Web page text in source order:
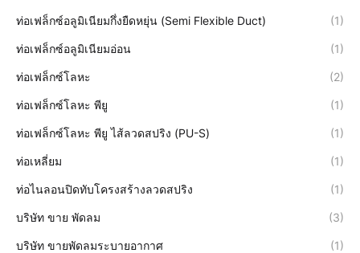
ท่อเฟล็กซ์อลูมิเนียมกึ่งยืดหยุ่น (Semi Flexible Duct) (1)
ท่อเฟล็กซ์อลูมิเนียมอ่อน (1)
ท่อเฟล็กซ์โลหะ (2)
ท่อเฟล็กซ์โลหะ พียู (1)
ท่อเฟล็กซ์โลหะ พียู ไส้ลวดสปริง (PU-S) (1)
ท่อเหลี่ยม (1)
ท่อไนลอนปิดทับโครงสร้างลวดสปริง (1)
บริษัท ขาย พัดลม (3)
บริษัท ขายพัดลมระบายอากาศ (1)